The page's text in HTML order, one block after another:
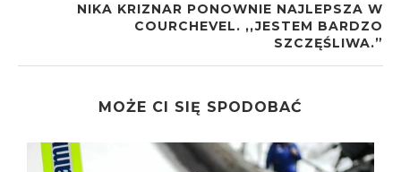
NIKA KRIZNAR PONOWNIE NAJLEPSZA W
COURCHEVEL. ,,JESTEM BARDZO
SZCZĘŚLIWA.”
MOŻE CI SIĘ SPODOBAĆ